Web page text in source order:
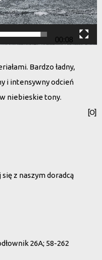
00:08
Bardzo ładny,
i intensywny odcień
niebieskie tony.
[O]
z naszym doradcą
26A; 58-262